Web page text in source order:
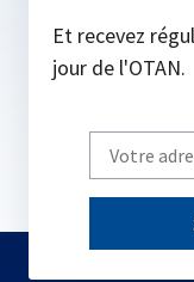
Et recevez
jour de l'OTAN.
Write
your
email